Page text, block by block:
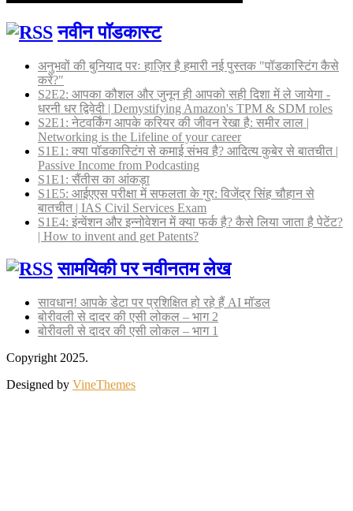
नवीन पॉडकास्ट
अनुभवों की बुनियाद परः हाज़िर है हमारी नई पुस्तक "पॉडकास्टिंग कैसे
करें?"
S2E2: आपका कौशल और जुनून ही आपको सही दिशा में ले जायेगा -
धरनी धर द्विवेदी | Demystifying Amazon's TPM & SDM roles
S2E1: नेटवर्किंग आपके करियर की जीवन रेखा है: समीर लाल |
Networking is the Lifeline of your career
S1E1: क्या पॉडकास्टिंग से कमाई संभव है? आदित्य कुबेर से बातचीत |
Passive Income from Podcasting
S1E1: सैंतीस का आंकड़ा
S1E5: आईएएस परीक्षा में सफलता के गुर: विजेंद्र सिंह चौहान से
बातचीत | IAS Civil Services Exam
S1E4: इंन्वेंशन और इन्नोवेशन में क्या फर्क है? कैसे लिया जाता है पेटेंट?
| How to invent and get Patents?
सामयिकी पर नवीनतम लेख
सावधान! आपके डेटा पर प्रशिक्षित हो रहे हैं AI मॉडल
बोरीवली से दादर की एसी लोकल – भाग 2
बोरीवली से दादर की एसी लोकल – भाग 1
Copyright 2025.
Designed by VineThemes